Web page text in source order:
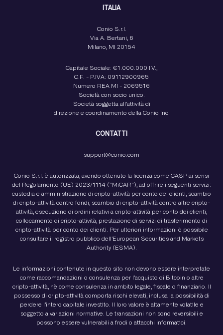
ITALIA
Conio S.r.l.
Via A. Bertani, 6
Milano, MI 20154
Capitale Sociale: €1.000.000 I.V.,
C.F. - P.IVA: 09112900965
Numero REA MI - 2069516
Società con socio unico.
Società soggetta all’attività di
direzione e coordinamento della Conio Inc.
CONTATTI
support@conio.com
Conio S.r.l. è autorizzata, avendo ottenuto la licenza come CASP ai sensi
del Regolamento (UE) 2023/1114 (“MiCAR”), ad offrire i seguenti servizi:
custodia e amministrazione di cripto-attività per conto dei clienti, scambio
di cripto-attività contro fondi, scambio di cripto-attività contro altre cripto-
attività, esecuzione di ordini relativi a cripto-attività per conto dei clienti,
collocamento di cripto-attività, prestazione di servizi di trasferimento di
cripto-attività per conto dei clienti. Per ulteriori informazioni è possibile
consultare il registro pubblico dell’European Securities and Markets
Authority (ESMA).
Le informazioni contenute in questo sito non devono essere interpretate
come raccomandazioni o consulenza per l’acquisto di Bitcoin o altre
cripto-attività, nè come consulenza in ambito legale, fiscale o finanziario. Il
possesso di cripto-attività comporta rischi elevati, inclusa la possibilità di
perdere l’intero capitale investito. Il loro valore è altamente volatile e
soggetto a variazioni normative. Le transazioni non sono reversibili e
possono essere vulnerabili a frodi o attacchi informatici.